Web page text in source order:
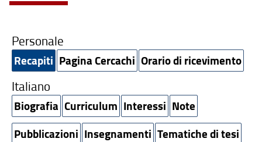
Personale
Recapiti Pagina Cercachi Orario di ricevimento
Italiano
Biografia Curriculum Interessi Note
Pubblicazioni Insegnamenti Tematiche di tesi